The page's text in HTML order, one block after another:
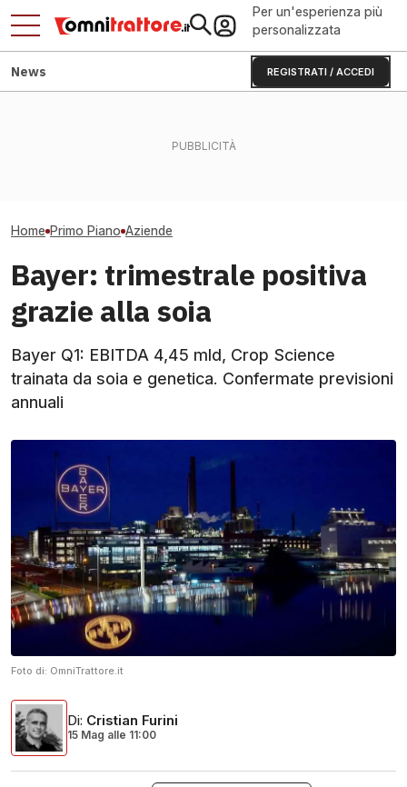
Per un'esperienza più
personalizzata
REGISTRATI / ACCEDI
News
Home Primo Piano Aziende
Bayer: trimestrale positiva
grazie alla soia
Bayer Q1: EBITDA 4,45 mld, Crop Science
trainata da soia e genetica. Confermate previsioni
annuali
Foto di: OmniTrattore.it
Di: Cristian Furini
15 Mag alle 11:00